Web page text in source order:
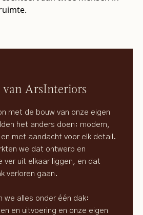
ArsInteriors
met de bouw van onze eigen
het anders doen: modern,
met aandacht voor elk detail.
we dat ontwerp en
ver uit elkaar liggen, en dat
verloren gaan.
we alles onder één dak:
en uitvoering en onze eigen